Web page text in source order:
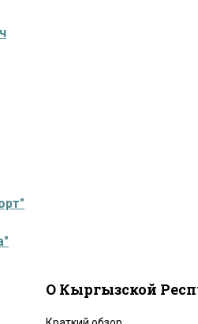
О Кыргызской